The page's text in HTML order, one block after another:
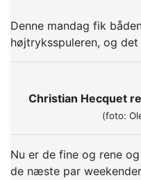
Denne mandag fik
højtryksspuleren, og
Christian Hecquet
(foto:
Nu er de fine og rene
de næste par